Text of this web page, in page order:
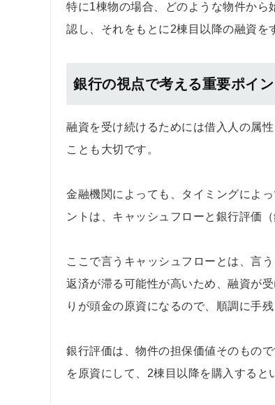
特に1棟物の場合、どのような物件か
認し、それをもとに2棟目以降の融資を
銀行の視点で考える重要ポイン
融資を受け続けるためには借入人の属
ことも大切です。
金融機関によっても、タイミングによ
ントは、キャッシュフローと銀行評価
ここで言うキャッシュフローとは、言
返済が滞る可能性が高いため、融資が
りが頭金の原資になるので、順調に手
銀行評価は、物件の担保価値そのもの
を原資にして、2棟目以降を購入すると